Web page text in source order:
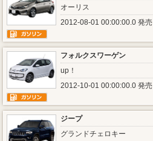
オーリス
2012-08-01 00:00:00.0 発売
フォルクスワーゲン
up！
2012-10-01 00:00:00.0 発売
ジープ
グランドチェロキー